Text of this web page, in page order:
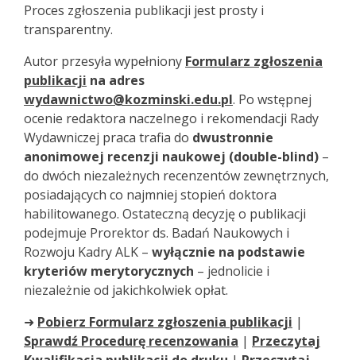
Proces zgłoszenia publikacji jest prosty i
transparentny.
Autor przesyła wypełniony Formularz zgłoszenia
publikacji na adres
wydawnictwo@kozminski.edu.pl. Po wstępnej
ocenie redaktora naczelnego i rekomendacji Rady
Wydawniczej praca trafia do dwustronnie
anonimowej recenzji naukowej (double-blind) –
do dwóch niezależnych recenzentów zewnętrznych,
posiadających co najmniej stopień doktora
habilitowanego. Ostateczną decyzję o publikacji
podejmuje Prorektor ds. Badań Naukowych i
Rozwoju Kadry ALK –wyłącznie na podstawie
kryteriów merytorycznych – jednolicie i
niezależnie od jakichkolwiek opłat.
➜ Pobierz Formularz zgłoszenia publikacji |
Sprawdź Procedurę recenzowania | Przeczytaj